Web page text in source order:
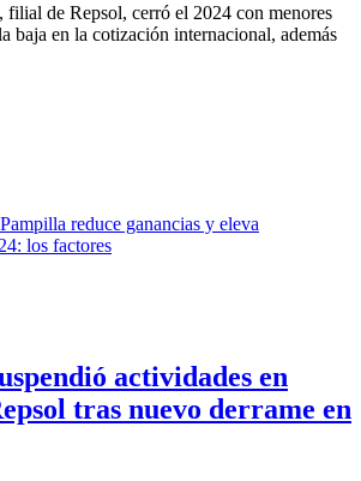
de Repsol, cerró el 2024 con menores
baja en la cotización internacional, además
actividades en
tras nuevo derrame en